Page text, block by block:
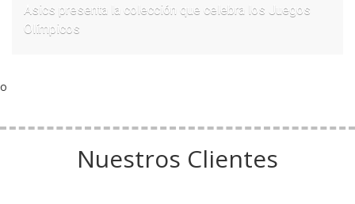
Asics presenta la colección que celebra los Juegos
Olímpicos
o
Nuestros Clientes